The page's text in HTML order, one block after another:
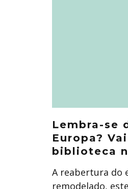
Lembra-se
Europa?
biblioteca
A reabertura do
remodelado,